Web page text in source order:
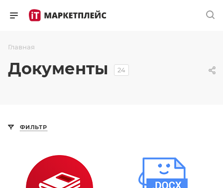
Главная
Документы 24
ФИЛЬТР